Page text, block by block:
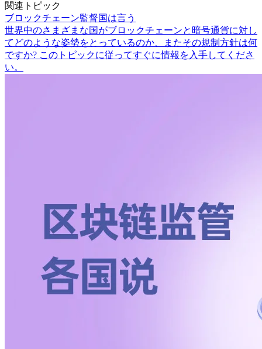
関連トピック
ブロックチェーン監督国は言う
世界中のさまざまな国がブロックチェーンと暗号通貨に対し
てどのような姿勢をとっているのか、またその規制方針は何
ですか? このトピックに従ってすぐに情報を入手してくださ
い。